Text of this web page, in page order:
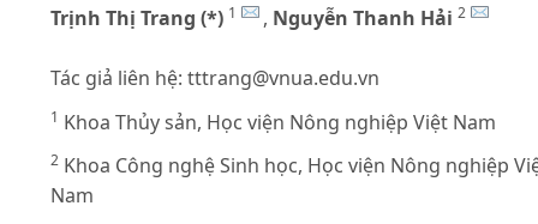
Trịnh Thị Trang (*) 1 , Nguyễn Thanh Hải 2
Tác giả liên hệ: tttrang@vnua.edu.vn
1 Khoa Thủy sản, Học viện Nông nghiệp Việt Nam
2 Khoa Công nghệ Sinh học, Học viện Nông nghiệp
Nam